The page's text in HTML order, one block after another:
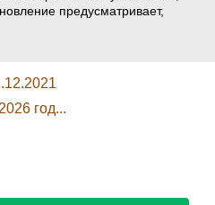
предусматривает,
год...